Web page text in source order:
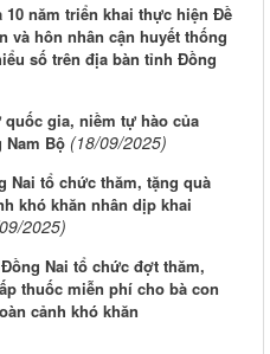
năm triển khai thực hiện Đề
và hôn nhân cận huyết thống
số trên địa bàn tỉnh Đồng
gia, niềm tự hào của
Nam Bộ (18/09/2025)
Nai tổ chức thăm, tặng quà
khó khăn nhân dịp khai
2025)
Nai tổ chức đợt thăm,
thuốc miễn phí cho bà con
cảnh khó khăn